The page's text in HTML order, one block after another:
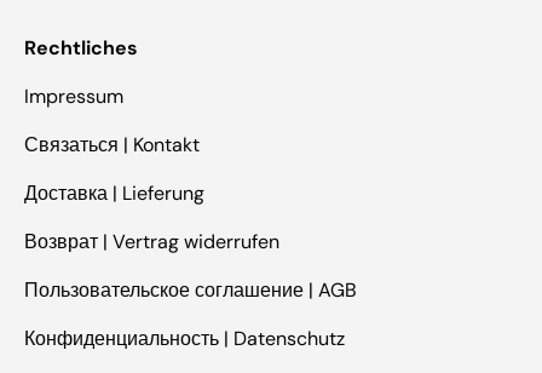
Rechtliches
Impressum
Связаться | Kontakt
Доставка | Lieferung
Возврат | Vertrag widerrufen
Пользовательское соглашение | AGB
Конфиденциальность | Datenschutz